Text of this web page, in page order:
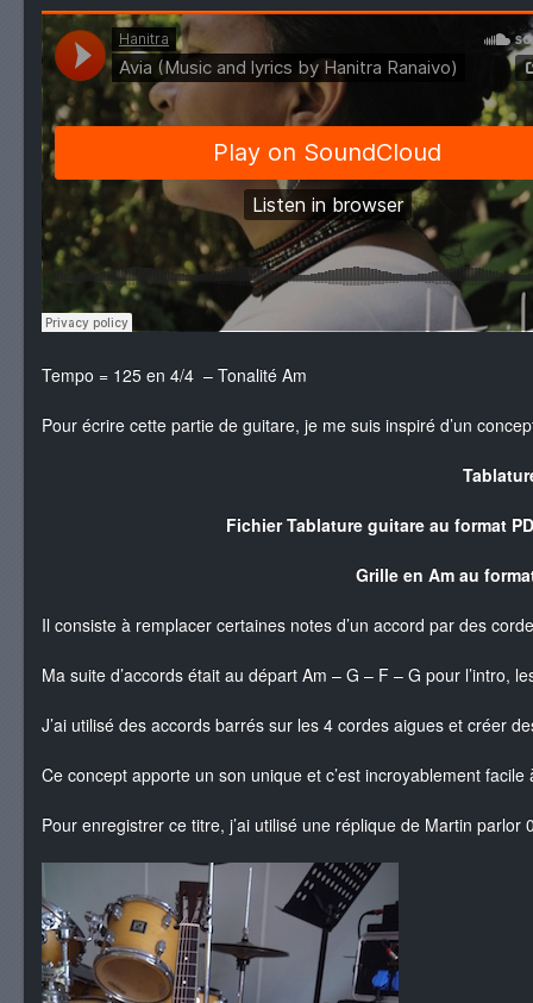
Tempo = 125 en 4/4 – Tonalité Am
Pour écrire cette partie de guitare, je me suis inspiré d’un
Fichier Tablature guitare au format
Grille en Am au
Il consiste à remplacer certaines notes d’un accord par des
Ma suite d’accords était au départ Am – G – F – G pour l’intro,
J’ai utilisé des accords barrés sur les 4 cordes aigues et créer
Ce concept apporte un son unique et c’est incroyablement facile
Pour enregistrer ce titre, j’ai utilisé une réplique de Martin parlor